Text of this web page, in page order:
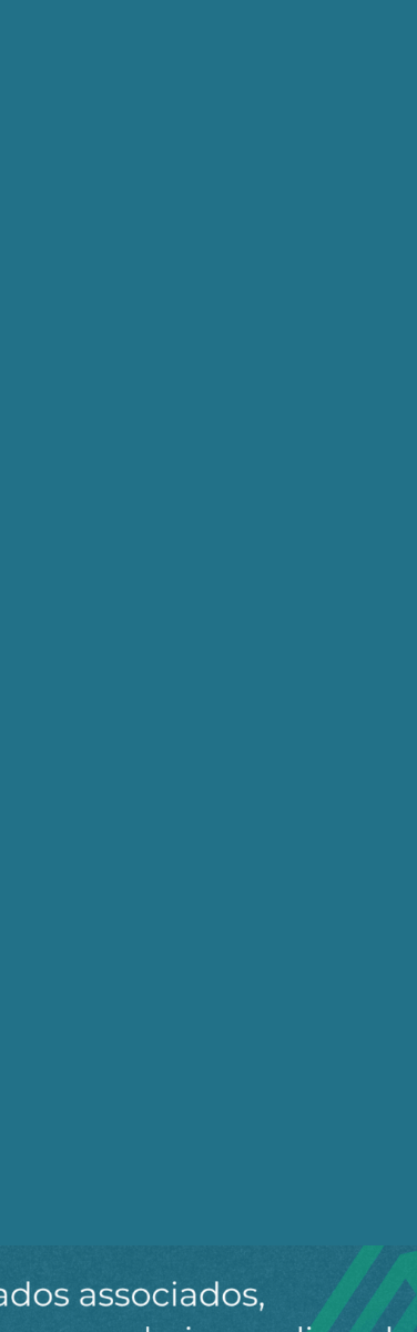
deixada por Bolsonaro
do fim do ano, os sinais da destruição
a partir da administração orçamentária
desse ano para tentar de toda
critérios do chamado Auxílio Brasil e a
e caminhoneiros. Além disso, foram dados
ainda nem conhecemos direito o rombo nas
de petróleo, mas o passivo parece ser para
vimos na discussão da PEC que
de transição para poder viabilizar
estão os interesses financeiros, como
ou redução de impostos (vide a
desequilíbrio orçamentário se dá em
o tema no governo e no parlamento é
em geral, sempre tão sensível aos
gastos sociais, aí beiramos o fim do
pode violar os princípios de
normalmente se referem à hipótese
na narrativa da priorização das
uma preocupação com a estabilidade
pela equipe de transição do novo
que se levou adiante. Aliás, não apenas
seu fracasso com os cortes recentes de
de aposentadorias e pensões nesse final de
aposentadorias e pensões, faltar
verbas previstas para as
a CAPES) – nada disso é visto pelo
de fazer esses pagamentos, que podem
para a população mais pobre.
juros e amortizações da dívida. Em
menos para esses setores que hoje estão
clara neste final de ano. Ainda bem que
esse absurdo de gestão não vai continuar.
esse abacaxi em um prazo curto, se vai
insustentável. É fundamental deixar essa
inclusive esclarecendo desvios e
uns três meses após assumir, todos os